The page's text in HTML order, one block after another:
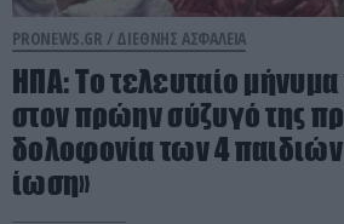
PRONEWS.GR / ΔΙΕΘΝΗΣ ΑΣΦΑΛΕΙΑ
ΗΠΑ: Το τελευταίο μήνυμα
στον πρώην σύζυγό της
δολοφονία των 4 παιδιών
ίωση»